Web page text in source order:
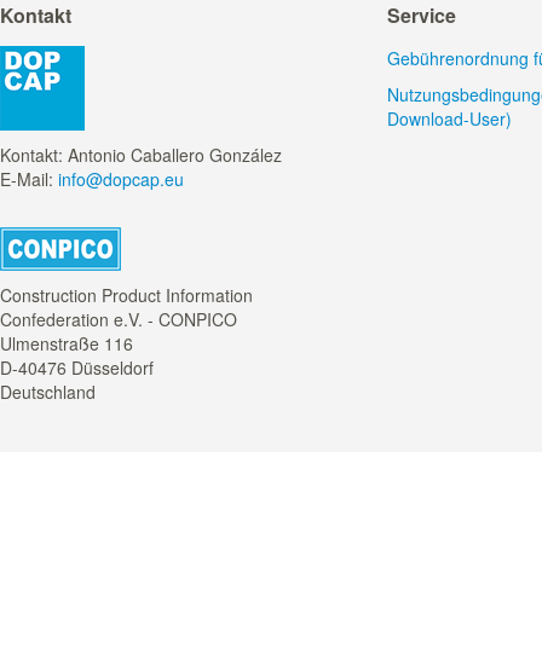
Kontakt
Kontakt: Antonio Caballero González
E-Mail: info@dopcap.eu
Construction Product Information
Confederation e.V. - CONPICO
Ulmenstraße 116
D-40476 Düsseldorf
Deutschland
Service
Gebührenordnung
Download-User)